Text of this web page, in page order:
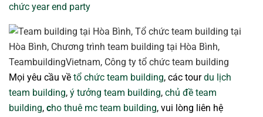
chức year end party
Mọi yêu cầu về tổ chức team building, các tourdu lịch
team building, ý tưởng team building, chủ đề team
building, cho thuê mc team building, vui lòng liên hệ